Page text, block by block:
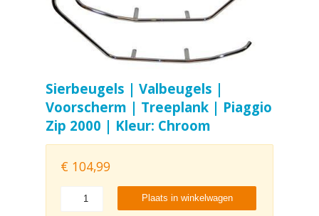
Sierbeugels | Valbeugels |
Voorscherm | Treeplank | Piaggio
Zip 2000 | Kleur: Chroom
€ 104,99
Plaats in winkelwagen